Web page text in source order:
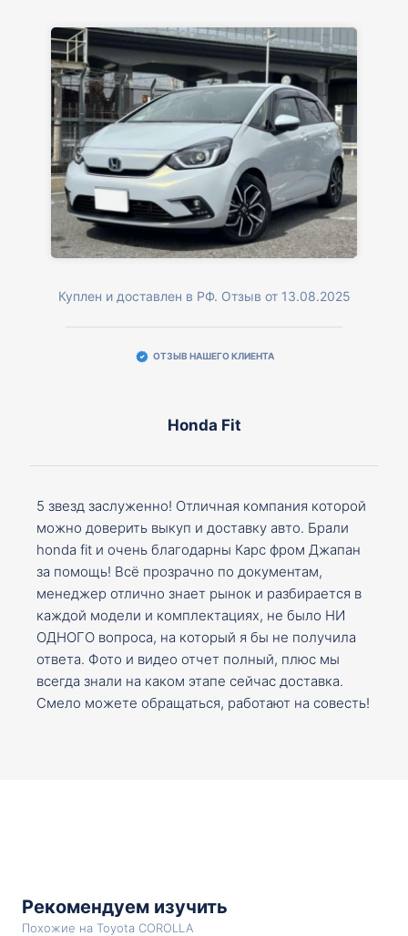
Куплен и доставлен в РФ. Отзыв от 13.08.2025
ОТЗЫВ НАШЕГО КЛИЕНТА
Honda Fit
5 звезд заслуженно! Отличная компания которой
можно доверить выкуп и доставку авто. Брали
honda fit и очень благодарны Карс фром Джапан
за помощь! Всё прозрачно по документам,
менеджер отлично знает рынок и разбирается в
каждой модели и комплектациях, не было НИ
ОДНОГО вопроса, на который я бы не получила
ответа. Фото и видео отчет полный, плюс мы
всегда знали на каком этапе сейчас доставка.
Смело можете обращаться, работают на совесть!
Рекомендуем изучить
Похожие на Toyota COROLLA